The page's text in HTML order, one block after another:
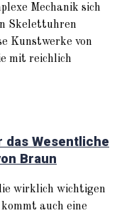
Mechanik sich
Skelettuhren
Kunstwerke von
mit reichlich
Wesentliche
Braun
wirklich wichtigen
auch eine